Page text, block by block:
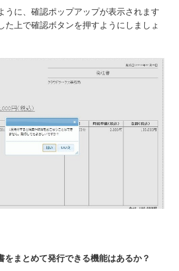
うに、確認ポップアップが表示されます
た上で確認ボタンを押すようにしましょ
をまとめて発行できる機能はあるか？